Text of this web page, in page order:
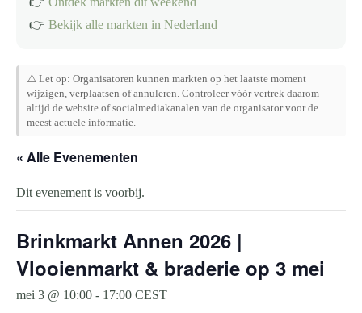
👉 Bekijk alle markten in Nederland
⚠️ Let op: Organisatoren kunnen markten op het laatste moment
wijzigen, verplaatsen of annuleren. Controleer vóór vertrek daarom
altijd de website of socialmediakanalen van de organisator voor de
meest actuele informatie.
« Alle Evenementen
Dit evenement is voorbij.
Brinkmarkt Annen 2026 |
Vlooienmarkt & braderie op 3 mei
mei 3 @ 10:00 - 17:00 CEST